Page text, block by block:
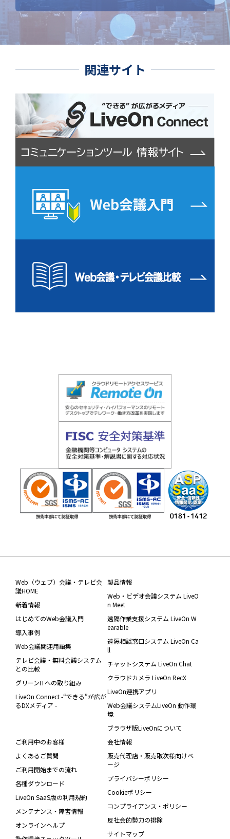
関連サイト
Web（ウェブ）会議・テレビ会
議HOME
新着情報
はじめてのWeb会議入門
導入事例
Web会議関連用語集
テレビ会議・無料会議システム
との比較
グリーンITへの取り組み
LiveOn Connect -“できる”が広が
るDXメディア -
製品情報
Web・ビデオ会議システム LiveO
n Meet
遠隔作業支援システム LiveOn W
earable
遠隔相談窓口システム LiveOn Ca
ll
チャットシステム LiveOn Chat
クラウドカメラ LiveOn RecX
LiveOn連携アプリ
Web会議システムLiveOn 動作環
境
ブラウザ版LiveOnについて
ご利用中のお客様
よくあるご質問
ご利用開始までの流れ
各種ダウンロード
LiveOn SaaS版の利用規約
メンテナンス・障害情報
オンラインヘルプ
会社情報
販売代理店・販売取次様向けペ
ージ
プライバシーポリシー
Cookieポリシー
コンプライアンス・ポリシー
反社会的勢力の排除
サイトマップ